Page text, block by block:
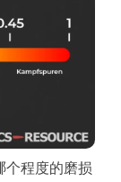
个程度的磨损